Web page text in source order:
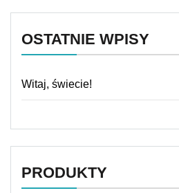
OSTATNIE WPISY
Witaj, świecie!
PRODUKTY